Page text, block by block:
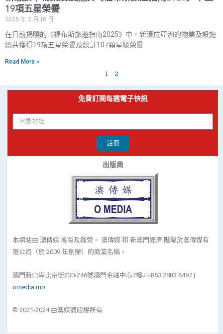
19項五星榮譽
2025 年 2 月 18 日
在日前揭曉的《福布斯旅遊指南2025》中，新濠於亞洲的物業及設施
總共獲得19項五星榮譽及總計107顆星級榮譽
Read More »
1 2
免費訂閱每週電子快訊
註冊
出版商
本網站由 澳傳媒 擁有及運營。 澳傳媒 和 新澳門經濟 階屬於澳傳媒有
限公司（於 2009 年創辦）的商業名稱。
澳門新口岸北京街230-246號澳門金融中心7樓J +853 2883 6497 |
omedia.mo
© 2021-2024 由澳媒體版權所有